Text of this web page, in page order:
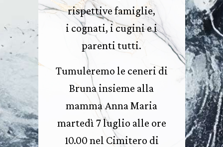
rispettive famiglie,
i cognati, i cugini e i
parenti tutti.
Tumuleremo le ceneri di
Bruna insieme alla
mamma Anna Maria
martedì 7 luglio alle ore
10.00 nel Cimitero di